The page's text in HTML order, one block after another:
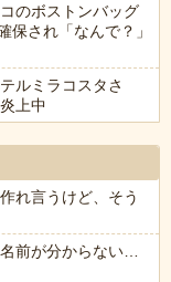
のボストンバッグ
保され「なんで？」
ルミラコスタさ
上中
れ言うけど、そう
名前が分からない…